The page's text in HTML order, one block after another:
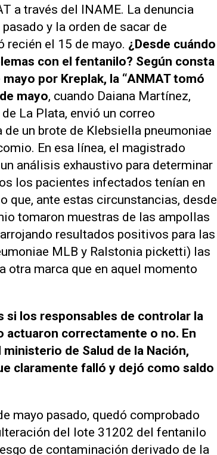
a través del INAME. La denuncia
y la orden de sacar de
el 15 de mayo. ¿Desde cuándo
con el fentanilo? Según consta
por Kreplak, la “ANMAT tomó
mayo, cuando Daiana Martínez,
La Plata, envió un correo
un brote de Klebsiella pneumoniae
En esa línea, el magistrado
análisis exhaustivo para determinar
los pacientes infectados tenían en
que, ante estas circunstancias, desde
tomaron muestras de las ampollas
resultados positivos para las
MLB y Ralstonia picketti) las
otra marca que en aquel momento
si los responsables de controlar la
actuaron correctamente o no. En
de Salud de la Nación,
claramente falló y dejó como saldo
mayo pasado, quedó comprobado
del lote 31202 del fentanilo
de contaminación derivado de la